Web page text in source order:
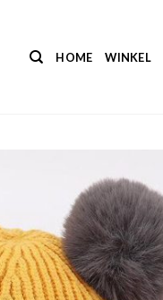
HOME WINKEL